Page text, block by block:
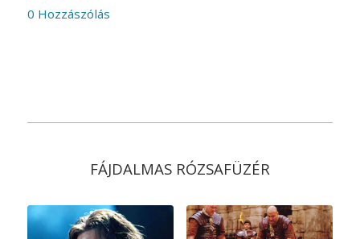
0 Hozzászólás
FÁJDALMAS RÓZSAFÜZÉR